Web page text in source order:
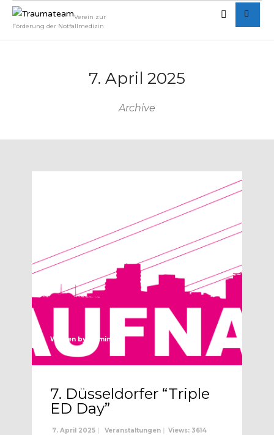
Verein zur
Förderung der Notfallmedizin
7. April 2025
Archive
Written by Admin
7. Düsseldorfer “Triple
ED Day”
7. April 2025 | Veranstaltungen | Views: 3614